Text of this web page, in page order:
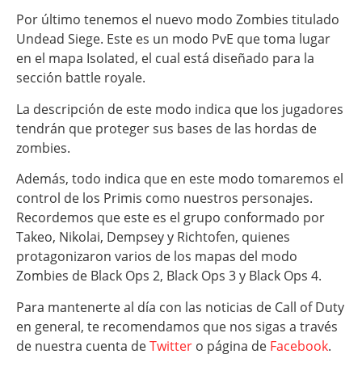
Por último tenemos el nuevo modo Zombies titulado
Undead Siege. Este es un modo PvE que toma lugar
en el mapa Isolated, el cual está diseñado para la
sección battle royale.
La descripción de este modo indica que los jugadores
tendrán que proteger sus bases de las hordas de
zombies.
Además, todo indica que en este modo tomaremos el
control de los Primis como nuestros personajes.
Recordemos que este es el grupo conformado por
Takeo, Nikolai, Dempsey y Richtofen, quienes
protagonizaron varios de los mapas del modo
Zombies de Black Ops 2, Black Ops 3 y Black Ops 4.
Para mantenerte al día con las noticias de Call of Duty
en general, te recomendamos que nos sigas a través
de nuestra cuenta deTwitter o página de Facebook.